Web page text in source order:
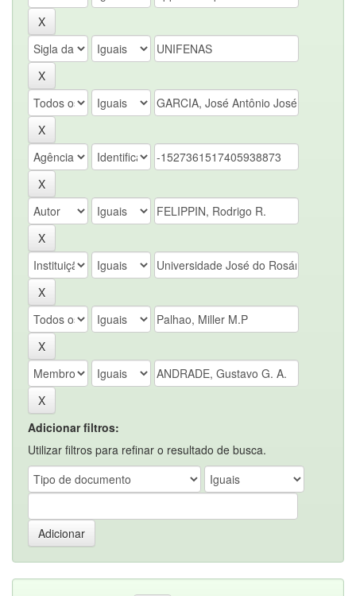
Adicionar filtros:
Utilizar filtros para refinar o resultado de busca.